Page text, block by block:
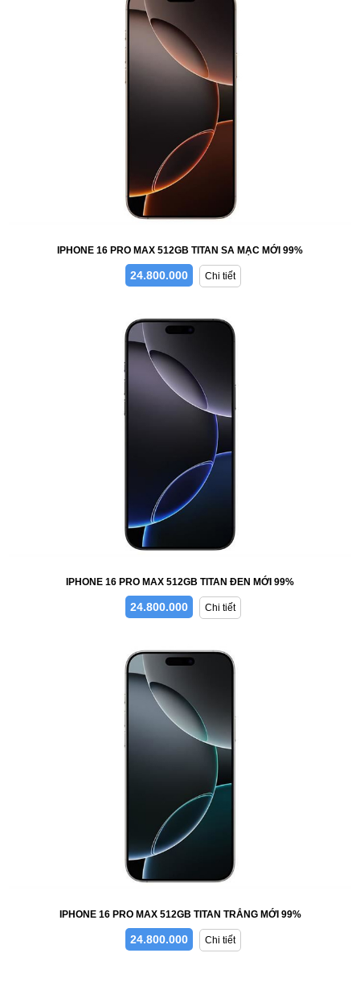
IPHONE 16 PRO MAX 512GB TITAN SA MẠC MỚI 99%
24.800.000 Chi tiết
IPHONE 16 PRO MAX 512GB TITAN ĐEN MỚI 99%
24.800.000 Chi tiết
IPHONE 16 PRO MAX 512GB TITAN TRẮNG MỚI 99%
24.800.000 Chi tiết